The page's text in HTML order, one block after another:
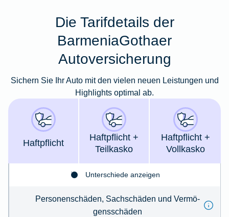
Die Tarifdetails der
BarmeniaGothaer
Autoversicherung
Sichern Sie Ihr Auto mit den vielen neuen Leistungen und
Highlights optimal ab.
Haft­pflicht
Haft­pflicht +
Teil­kasko
Haft­pflicht +
Voll­kasko
Unterschiede anzeigen
Per­sonenschäden, Sachschäden und Ver­mö­
gens­schä­den